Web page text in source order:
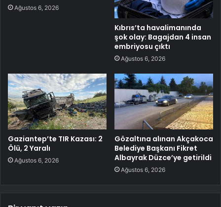
Ağustos 6, 2026
Kıbrıs’ta havalimanında
şok olay: Bagajdan 4 insan
embriyosu çıktı
Ağustos 6, 2026
Gaziantep’te TIR Kazası: 2
Ölü, 2 Yaralı
Ağustos 6, 2026
Gözaltına alınan Akçakoca
Belediye Başkanı Fikret
Albayrak Düzce’ye getirildi
Ağustos 6, 2026